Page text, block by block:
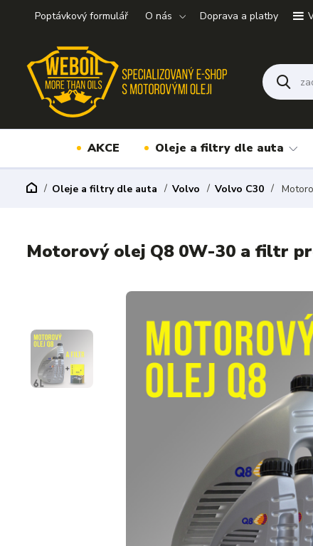
Poptávkový formulář O nás Doprava a platby
AKCE Oleje a filtry dle auta
Oleje a filtry dle auta Volvo Volvo C30
Motorový olej Q8 0W-30 a filtr